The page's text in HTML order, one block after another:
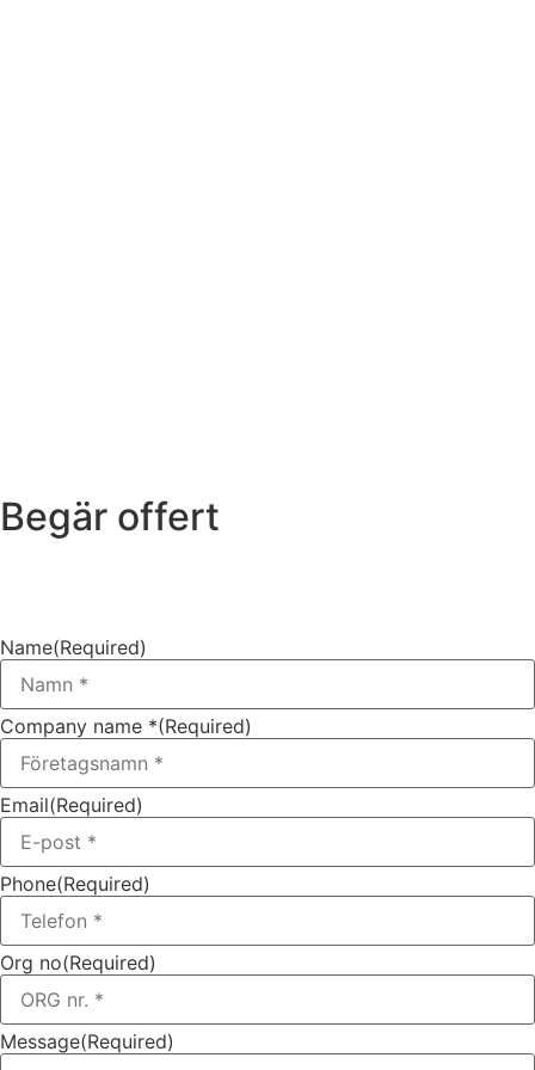
Begär offert
Name(Required)
Company name *(Required)
Email(Required)
Phone(Required)
Org no(Required)
Message(Required)